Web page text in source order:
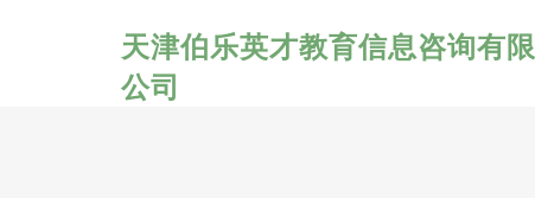
天津伯乐英才教育信息咨询有限
公司